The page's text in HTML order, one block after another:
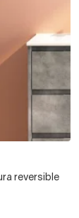
reversible